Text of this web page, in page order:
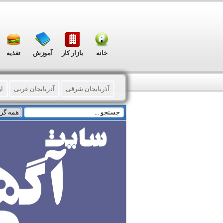
خانه بازار کار آموزش تغذیه
آذربایجان شرقی آذربایجان غربی
خراسان شمالی زنجان
هرمزگان همدان